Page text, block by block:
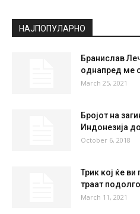
НАЈПОПУЛАРНО
Бранислав
однапред ме
March 25, 2021
Бројот на
Индонезија
October 6, 2018
Трик кој ќе
траат
March 11, 2021